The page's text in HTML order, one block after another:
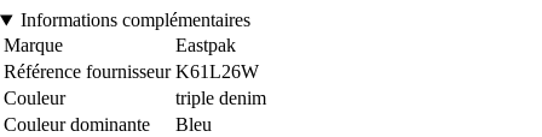
Informations complémentaires
Marque
Eastpak
Référence fournisseur K61L26W
Couleur
triple denim
Couleur dominante
Bleu